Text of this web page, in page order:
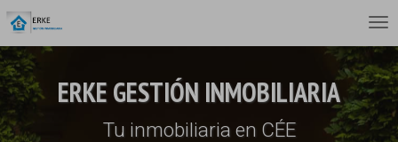
ERKE GESTIÓN INMOBILIARIA
Tu inmobiliaria en CÉE